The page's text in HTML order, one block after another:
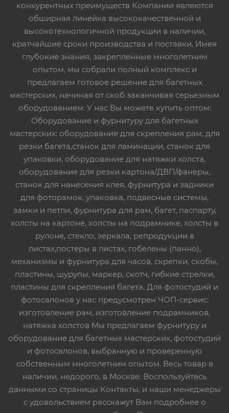
конкурентных преимуществ Компании являются
обширная линейка высококачественной и
высокотехнологичной продукции в наличии,
кратчайшие сроки производства и поставки. Имея
глубокие знания, закрепленные многолетним
опытом, мы собрали полный комплекс и
предлагаем готовое решение для багетных
мастерских, начиная от скоб заканчивая серьезным
оборудованием. У нас Вы можете купить оптом:
Оборудование и фурнитуру для багетных
мастерских: оборудование для скрепления рам, для
резки багета,станок для ламинации, станок для
упаковки, оборудование для натяжки холста,
оборудование для резки картона/ДВП/фанеры,
станок для нанесения клея, фурнитура и задники
для фоторамок, упаковка, подвесные системы,
замки и петли, фурнитура для рам, багет, паспарту,
холсты на картоне, холсты на подрамнике, холсты в
рулоне, стекло, зеркала, репродукции в
листах,постеры в листах, гобелены (панно),
механизмы и фурнитура для часов, скрепки, скобы,
пластины, шурупы, маркер, скотч, гибкие стрелки,
пластины для скрепления багета. Для фотостудий и
фотосалонов у нас предусмотрен ЧОП-сервис:
изготовление рам, изготовление подрамников,
натяжка холстов Мы предлагаем фурнитуру и
оборудование для багетных мастерских, фотостудий
и фотосалонов, выбранную и проверенную
собственным многолетним опытом. Весь товар в
наличии, недорого, в Москве. Воспользуйтесь
данными со страницы Контакты, и наши менеджеры
с удовольствием расскажут Вам подробнее о